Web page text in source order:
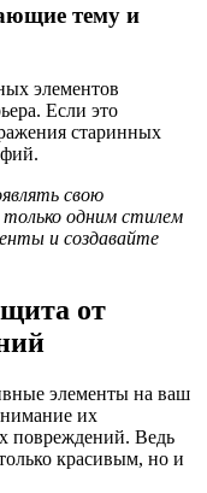
тему и
элементов
Если это
старинных
свою
одним стилем
и создавайте
от
элементы на ваш
их
повреждений. Ведь
красивым, но и